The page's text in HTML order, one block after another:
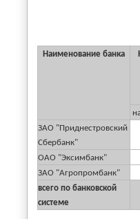
Наименование банка
ЗАО "Приднестровский
Сбербанк"
ОАО "Эксимбанк"
ЗАО "Агропромбанк"
всего по банковской
системе